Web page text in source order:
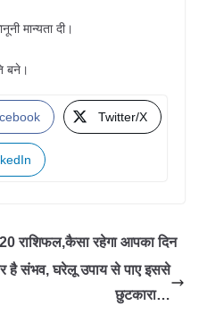
मान्यता दी।
बने।
Twitter/X
राशिफल,कैसा रहेगा आपका दिन
है संभव, घरेलू उपाय से पाए इससे
छुटकारा…